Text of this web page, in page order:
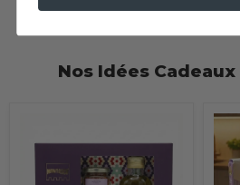
Nos Idées